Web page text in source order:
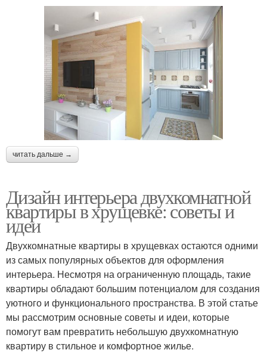
читать дальше →
Дизайн интерьера двухкомнатной
квартиры в хрущевке: советы и
идеи
Двухкомнатные квартиры в хрущевках остаются одними
из самых популярных объектов для оформления
интерьера. Несмотря на ограниченную площадь, такие
квартиры обладают большим потенциалом для создания
уютного и функционального пространства. В этой статье
мы рассмотрим основные советы и идеи, которые
помогут вам превратить небольшую двухкомнатную
квартиру в стильное и комфортное жилье.